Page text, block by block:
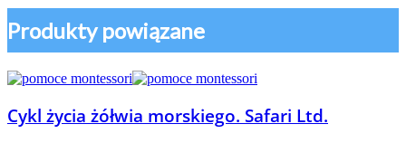
Produkty powiązane
Cykl życia żółwia morskiego. Safari Ltd.